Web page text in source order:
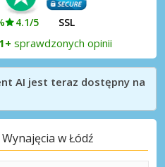
4.1/5 SSL
sprawdzonych opinii
AI jest teraz dostępny na
w Łódź